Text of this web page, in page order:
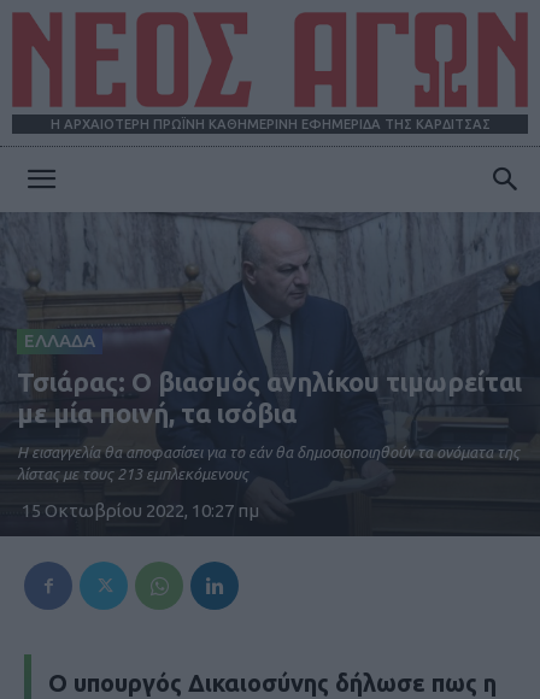
Η ΑΡΧΑΙΟΤΕΡΗ ΠΡΩΪΝΗ ΚΑΘΗΜΕΡΙΝΗ ΕΦΗΜΕΡΙΔΑ ΤΗΣ ΚΑΡΔΙΤΣΑΣ
ΑΓΩΝ
ΕΛΛΑΔΑ
Τσιάρας: Ο βιασμός ανηλίκου τιμωρείται
με μία ποινή, τα ισόβια
H εισαγγελία θα αποφασίσει για το εάν θα δημοσιοποιηθούν τα ονόματα της
λίστας με τους 213 εμπλεκόμενους
15 Οκτωβρίου 2022, 10:27 πμ
Ο υπουργός Δικαιοσύνης δήλωσε πως η